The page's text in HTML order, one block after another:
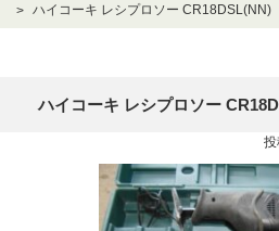
ハイコーキ レシプロソー CR18DSL(NN)
ハイコーキ レシプロソー